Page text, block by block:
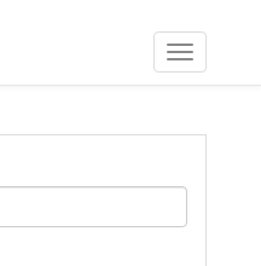
Toggle